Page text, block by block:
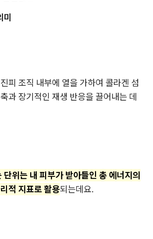
미
피 조직 내부에 열을 가하여 콜라겐 섬
과 장기적인 재생 반응을 끌어내는 데
위는 내 피부가 받아들인 총 에너지의
적 지표로 활용되는데요.